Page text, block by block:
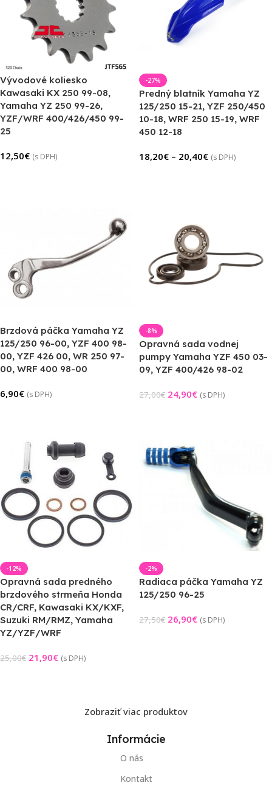
Vývodové koliesko
Kawasaki KX 250 99-08,
Yamaha YZ 250 99-26,
YZF/WRF 400/426/450 99-
25
12,50€ (s DPH)
-27%
Predný blatník Yamaha YZ
125/250 15-21, YZF 250/450
10-18, WRF 250 15-19, WRF
450 12-18
18,20€ – 20,40€ (s DPH)
Brzdová páčka Yamaha YZ
125/250 96-00, YZF 400 98-
00, YZF 426 00, WR 250 97-
00, WRF 400 98-00
6,90€ (s DPH)
-8%
Opravná sada vodnej
pumpy Yamaha YZF 450 03-
09, YZF 400/426 98-02
27,00€ 24,90€ (s DPH)
-12%
Opravná sada predného
brzdového strmeňa Honda
CR/CRF, Kawasaki KX/KXF,
Suzuki RM/RMZ, Yamaha
YZ/YZF/WRF
25,00€ 21,90€ (s DPH)
-2%
Radiaca páčka Yamaha YZ
125/250 96-25
27,50€ 26,90€ (s DPH)
Zobraziť viac produktov
Informácie
O nás
Kontakt